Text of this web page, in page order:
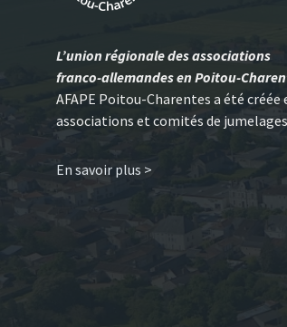
L’union régionale des associations
franco-allemandes en Poitou-
AFAPE Poitou-Charentes a été créée
associations et comités de
En savoir plus >